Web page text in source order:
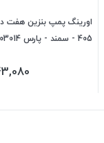
اورینگ پمپ بنزین هفت